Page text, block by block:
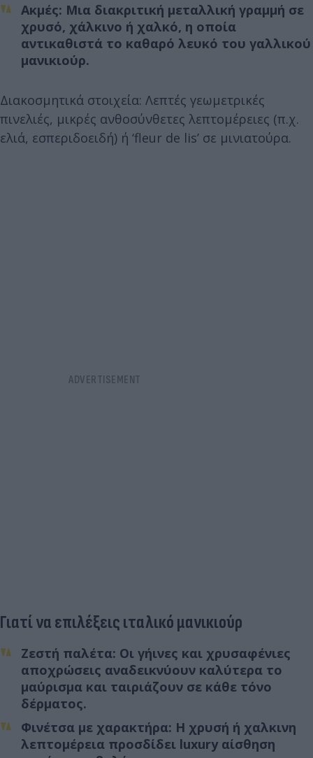
Ακμές: Μια διακριτική μεταλλική γραμμή σε
χρυσό, χάλκινο ή χαλκό, η οποία
αντικαθιστά το καθαρό λευκό του γαλλικού
μανικιούρ.
Διακοσμητικά στοιχεία: Λεπτές γεωμετρικές
πινελιές, μικρές ανθοσύνθετες λεπτομέρειες (π.χ.
ελιά, εσπεριδοειδή) ή ‘fleur de lis’ σε μινιατούρα.
Γιατί να επιλέξεις ιταλικό μανικιούρ
Ζεστή παλέτα: Οι γήινες και χρυσαφένιες
αποχρώσεις αναδεικνύουν καλύτερα το
μαύρισμα και ταιριάζουν σε κάθε τόνο
δέρματος.
Φινέτσα με χαρακτήρα: Η χρυσή ή χαλκινη
λεπτομέρεια προσδίδει luxury αίσθηση